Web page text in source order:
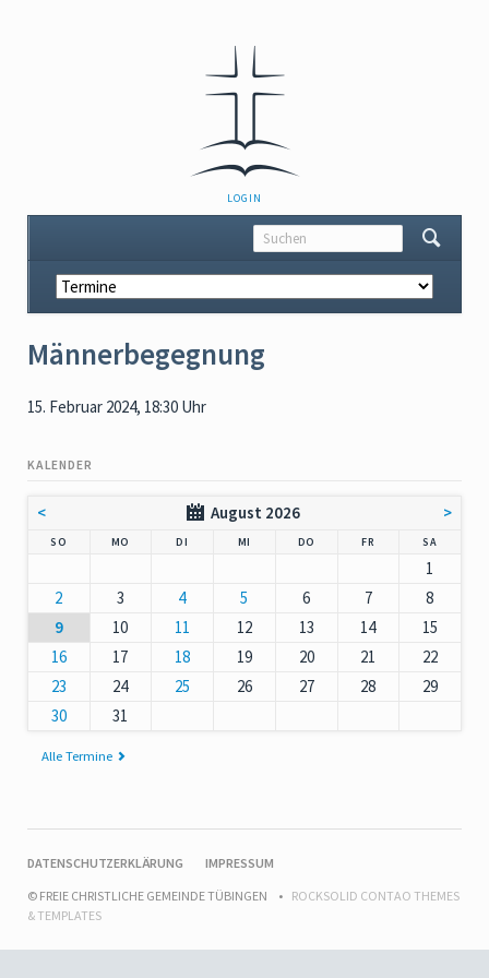
NAVIGATION
ÜBERSPRINGEN
LOGIN
Navigation
überspringen
Männerbegegnung
15. Februar 2024, 18:30 Uhr
KALENDER
< August 2026 >
SO MO DI MI DO NNERSTAG
FR SAMSTAG
1
2
3 4 5 6 7
8
9
10 11 12 13 14
15
16
17 18 19 20 21
22
23
24 25 26 27 28
29
30
31
Alle Termine
NAVIGATION
DATENSCHUTZERKLÄRUNG
IMPRESSUM
© FREIE CHRISTLICHE GEMEINDE TÜBINGEN
ROCKSOLID CONTAO THEMES
& TEMPLATES